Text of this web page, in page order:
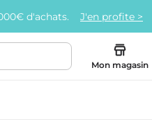
d'achats. J'en profite >
Mon magasin